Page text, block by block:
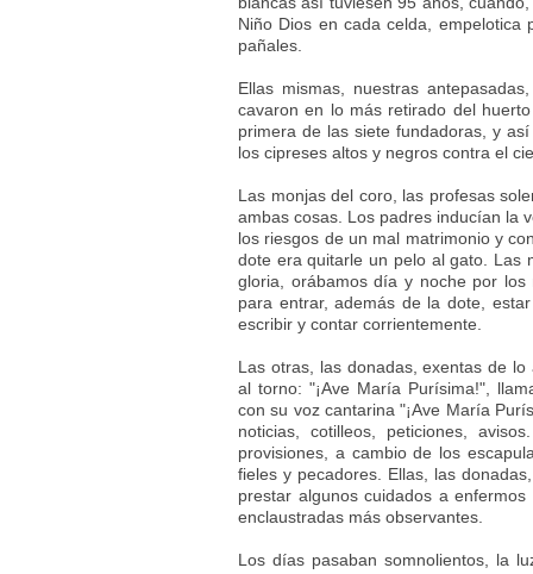
Niño Dios en cada celda,
pañales.
Ellas mismas, nuestras
cavaron en lo más retirado del
primera de las siete fundadoras, y
los cipreses altos y negros contra el
Las monjas del coro, las profesas
ambas cosas. Los padres inducían la
los riesgos de un mal matrimonio y
dote era quitarle un pelo al gato. Las
gloria, orábamos día y noche por
para entrar, además de la dote,
escribir y contar corrientemente.
Las otras, las donadas, exentas de
al torno: "¡Ave María Purísima!",
con su voz cantarina "¡Ave María
noticias, cotilleos, peticiones,
provisiones, a cambio de los
fieles y pecadores. Ellas, las
prestar algunos cuidados a
enclaustradas más observantes.
Los días pasaban somnolientos, la